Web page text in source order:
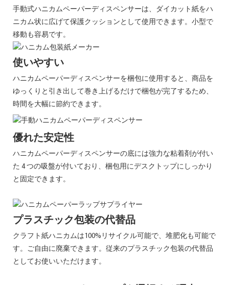
手動式ハニカムペーパーディスペンサーは、ダイカット紙をハ
ニカム状に広げて保護クッションとして使用できます。小型で
移動も容易です。
使いやすい
ハニカムペーパーディスペンサーを梱包に使用すると、商品を
ゆっくりと引き出して巻き上げるだけで梱包が完了するため、
時間を大幅に節約できます。
優れた安定性
ハニカムペーパーディスペンサーの底には強力な粘着剤が付い
た 4 つの吸盤が付いており、 梱包用にデスクトップにしっかり
と固定できます。
プラスチック包装の代替品
クラフト紙ハニカムは100%リサイクル可能で、堆肥化も可能で
す。ご自由に廃棄できます。 従来のプラスチック包装の代替品
としてお使いいただけます。